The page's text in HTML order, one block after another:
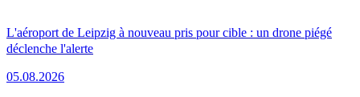
L'aéroport de Leipzig à nouveau pris pour cible : un drone piégé
déclenche l'alerte
05.08.2026